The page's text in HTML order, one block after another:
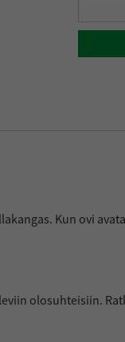
Kun ovi
olosuhteisiin.